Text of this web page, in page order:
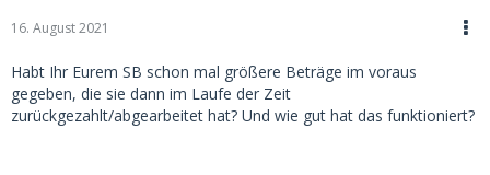
16. August 2021
Habt Ihr Eurem SB schon mal größere Beträge im voraus
gegeben, die sie dann im Laufe der Zeit
zurückgezahlt/abgearbeitet hat? Und wie gut hat das funktioniert?